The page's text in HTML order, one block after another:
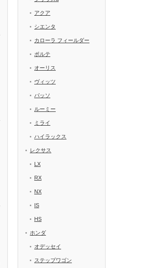
アクア
シエンタ
カローラ フィールダー
ポルテ
オーリス
ヴィッツ
パッソ
ルーミー
ミライ
ハイラックス
レクサス
LX
RX
NX
IS
HS
ホンダ
オデッセイ
ステップワゴン